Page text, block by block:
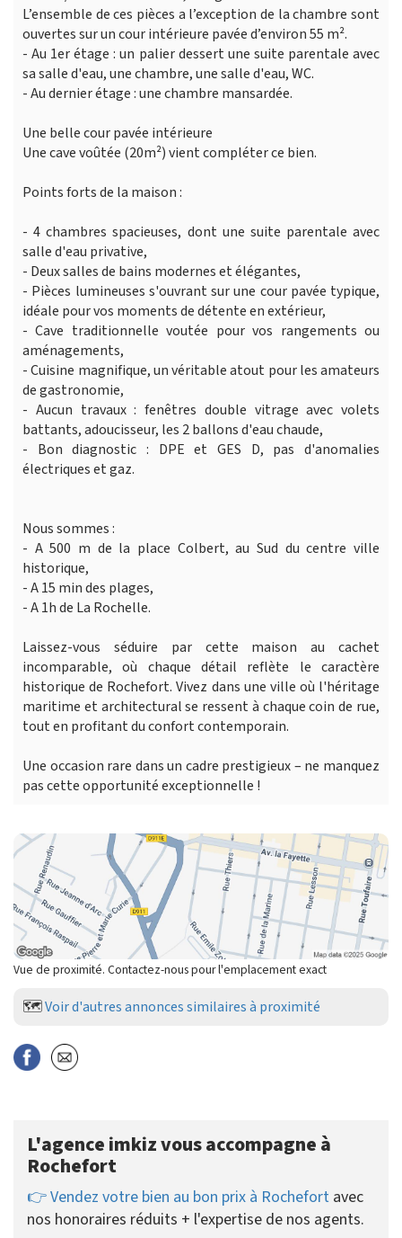
L’ensemble de ces pièces a l’exception de la chambre sont
ouvertes sur un cour intérieure pavée d’environ 55 m².
- Au 1er étage : un palier dessert une suite parentale avec
sa salle d'eau, une chambre, une salle d'eau, WC.
- Au dernier étage : une chambre mansardée.
Une belle cour pavée intérieure
Une cave voûtée (20m²) vient compléter ce bien.
Points forts de la maison :
- 4 chambres spacieuses, dont une suite parentale avec
salle d'eau privative,
- Deux salles de bains modernes et élégantes,
- Pièces lumineuses s'ouvrant sur une cour pavée typique,
idéale pour vos moments de détente en extérieur,
- Cave traditionnelle voutée pour vos rangements ou
aménagements,
- Cuisine magnifique, un véritable atout pour les amateurs
de gastronomie,
- Aucun travaux : fenêtres double vitrage avec volets
battants, adoucisseur, les 2 ballons d'eau chaude,
- Bon diagnostic : DPE et GES D, pas d'anomalies
électriques et gaz.
Nous sommes :
- A 500 m de la place Colbert, au Sud du centre ville
historique,
- A 15 min des plages,
- A 1h de La Rochelle.
Laissez-vous séduire par cette maison au cachet
incomparable, où chaque détail reflète le caractère
historique de Rochefort. Vivez dans une ville où l'héritage
maritime et architectural se ressent à chaque coin de rue,
tout en profitant du confort contemporain.
Une occasion rare dans un cadre prestigieux – ne manquez
pas cette opportunité exceptionnelle !
Vue de proximité. Contactez-nous pour l'emplacement exact
🗺️Voir d'autres annonces similaires à proximité
L'agence imkiz vous accompagne à
Rochefort
👉 Vendez votre bien au bon prix à Rochefort avec
nos honoraires réduits + l'expertise de nos agents.